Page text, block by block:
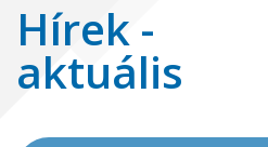
Hírek -
aktuális